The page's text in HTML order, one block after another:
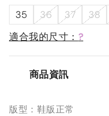
35 36 37 38
適合我的尺寸： ?
商品資訊
版型：鞋版正常